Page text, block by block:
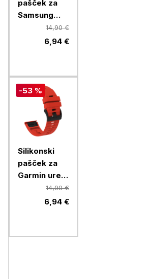
pašček za
Samsung
Galaxy Fit3,
14,90 €
6,94 €
-53 %
Silikonski
pašček za
Garmin ure,
26mm, rdeč
14,90 €
6,94 €